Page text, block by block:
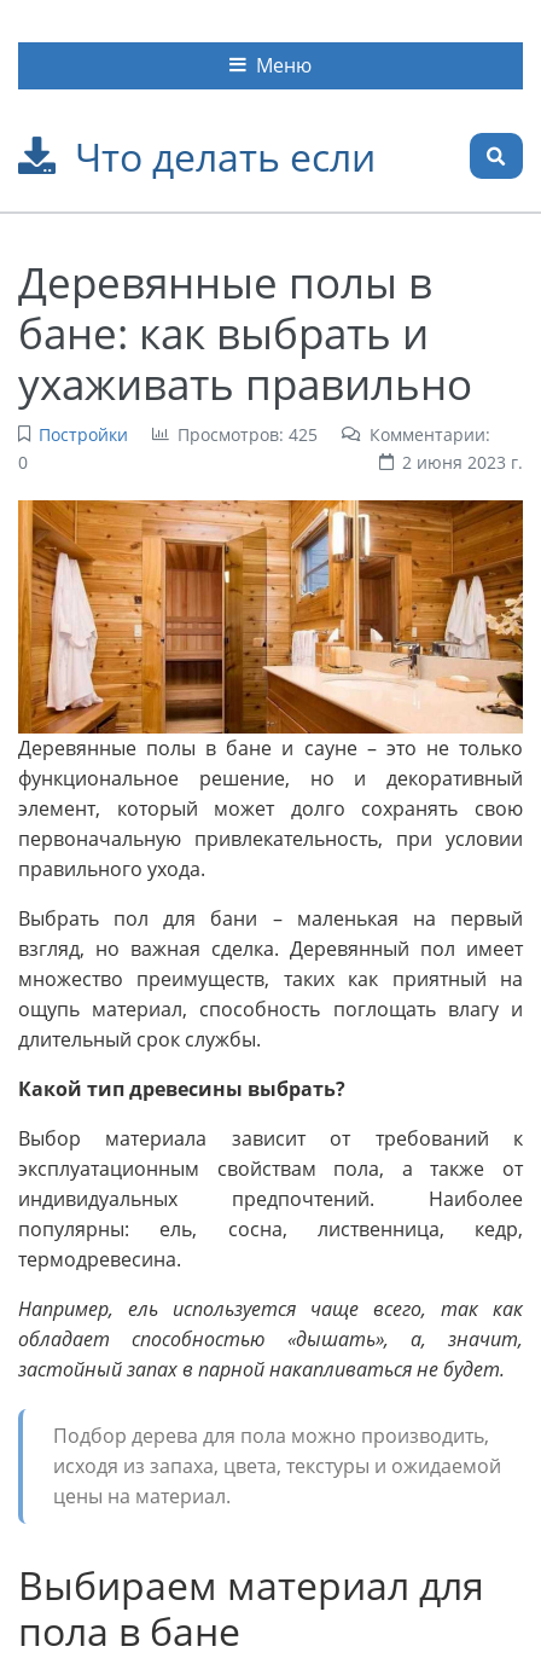
Что делать если
Меню
Деревянные полы в
бане: как выбрать и
ухаживать правильно
Постройки Просмотров: 425
Комментарии:
0
2 июня 2023 г.
Деревянные полы в бане и сауне – это не только
функциональное решение, но и декоративный
элемент, который может долго сохранять свою
первоначальную привлекательность, при условии
правильного ухода.
Выбрать пол для бани – маленькая на первый
взгляд, но важная сделка. Деревянный пол имеет
множество преимуществ, таких как приятный на
ощупь материал, способность поглощать влагу и
длительный срок службы.
Какой тип древесины выбрать?
Выбор материала зависит от требований к
эксплуатационным свойствам пола, а также от
индивидуальных предпочтений. Наиболее
популярны: ель, сосна, лиственница, кедр,
термодревесина.
Например, ель используется чаще всего, так как
обладает способностью «дышать», а, значит,
застойный запах в парной накапливаться не будет.
Подбор дерева для пола можно производить,
исходя из запаха, цвета, текстуры и ожидаемой
цены на материал.
Выбираем материал для
пола в бане